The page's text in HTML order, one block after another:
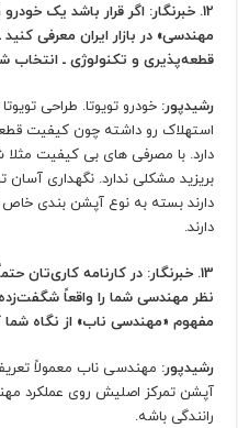
12. خبرنگار: اگر قرار باشد یک
مهندسی» در بازار ایران معرفی
قطعه‌پذیری و تکنولوژی ـ انتخاب
رشیدپور:خودرو تویوتا. طراحی
استهلاک رو داشته چون کیفیت
دارد. با مصرفی های بی کیفیت مثلا
بریزید مشکلی ندارد. نگهداری
دارند بسته به نوع آپشن بندی
دارند.
13. خبرنگار: در کارنامه کاری‌تان
نظر مهندسی شما را واقعاً
مفهوم «مهندسی ناب» از نگاه
رشیدپور: مهندسی ناب معمولاً
آپشن تمرکز اصلیش روی عملکرد
رانندگی باشه.